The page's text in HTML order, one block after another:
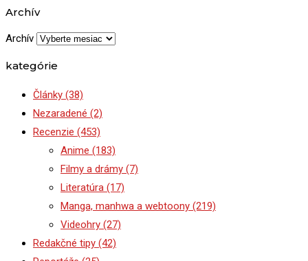
Archív
Archív
kategórie
Články (38)
Nezaradené (2)
Recenzie (453)
Anime (183)
Filmy a drámy (7)
Literatúra (17)
Manga, manhwa a webtoony (219)
Videohry (27)
Redakčné tipy (42)